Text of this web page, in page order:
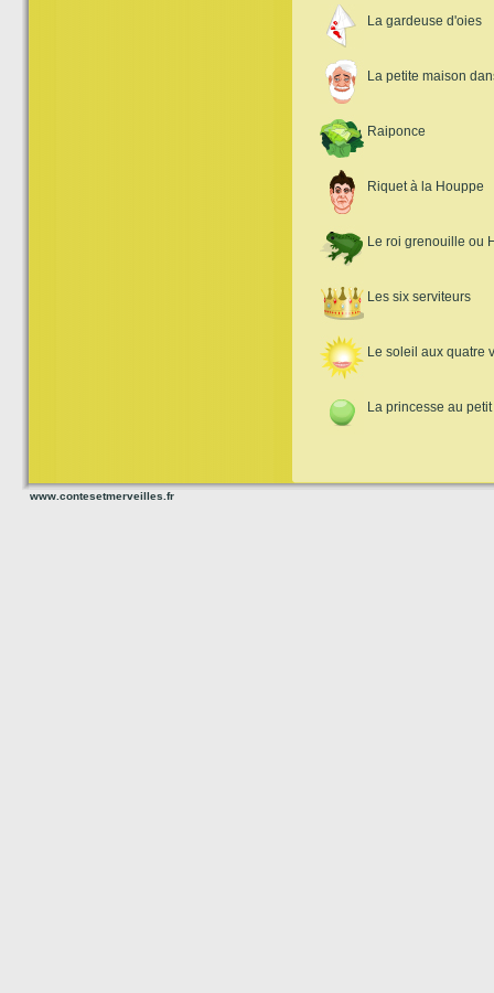
La gardeuse d'oies
La petite maison
Raiponce
Riquet à la Houppe
Le roi grenouille ou
Les six serviteurs
Le soleil aux quatre
La princesse au
www.contesetmerveilles.fr